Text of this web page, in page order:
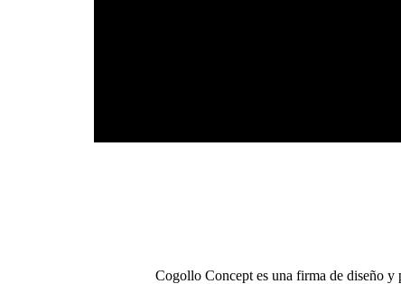
Cogollo Concept es una firma de diseño y